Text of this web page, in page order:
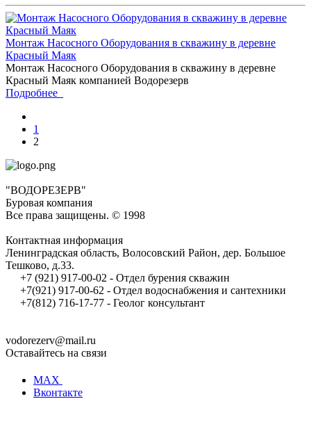
Монтаж Насосного Оборудования в скважину в деревне
Красный Маяк
Монтаж Насосного Оборудования в скважину в деревне
Красный Маяк компанией Водорезерв
Подробнее
1
2
"ВОДОРЕЗЕРВ"
Буровая компания
Все права защищены. © 1998
Контактная информация
Ленинградская область, Волосовский Район, дер. Большое
Тешково, д.33.
+7 (921) 917-00-02 - Отдел бурения скважин
+7(921) 917-00-62 - Отдел водоснабжения и сантехники
+7(812) 716-17-77 - Геолог консультант
vodorezerv@mail.ru
Оставайтесь на связи
MAX
Вконтакте